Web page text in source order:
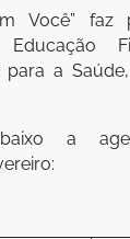
Você” faz
para a
a